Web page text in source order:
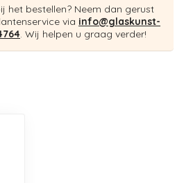
het bestellen? Neem dan gerust
via info@glaskunst-
. Wij helpen u graag verder!